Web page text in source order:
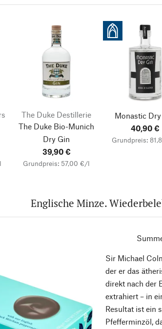
The Duke Destillerie
The Duke Bio-Munich
Dry Gin
39,90 €
Grundpreis: 57,00 €/l
Monastic
40,90 €
Grundpreis:
Englische Minze.
Sir Michael
der er das
direkt nach der
extrahiert – in
Resultat ist ein
Pfefferminzöl,